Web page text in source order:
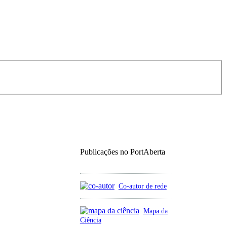
Publicações no PortAberta
Co-autor de rede
Mapa da
Ciência